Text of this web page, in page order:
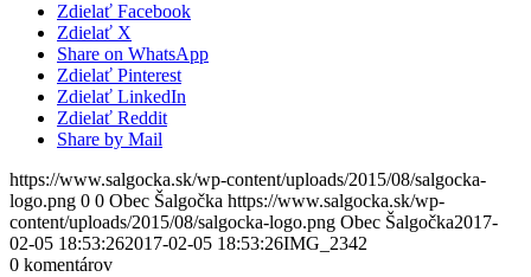
Zdielať Facebook
Zdielať X
Share on WhatsApp
Zdielať Pinterest
Zdielať LinkedIn
Zdielať Reddit
Share by Mail
https://www.salgocka.sk/wp-content/uploads/2015/08/salgocka-
logo.png 0 0 Obec Šalgočka https://www.salgocka.sk/wp-
content/uploads/2015/08/salgocka-logo.png Obec Šalgočka2017-
02-05 18:53:262017-02-05 18:53:26IMG_2342
0 komentárov